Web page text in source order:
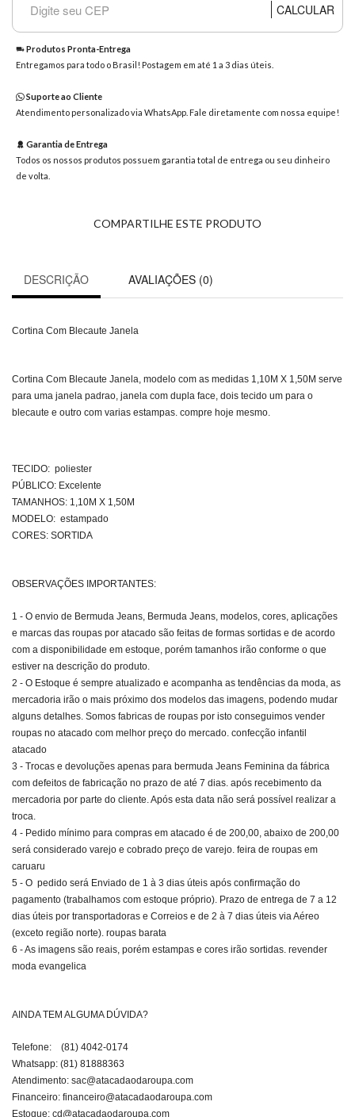
(81)9
8188-
8363
WhatsApp
nos uma
mensagem
CALCULAR
Produtos Pronta-Entrega
Entregamos para todo o Brasil! Postagem em até 1 a 3 dias úteis.
Suporte ao Cliente
Atendimento personalizado via WhatsApp. Fale diretamente com nossa equipe!
Garantia de Entrega
Todos os nossos produtos possuem garantia total de entrega ou seu dinheiro
de volta.
COMPARTILHE ESTE PRODUTO
DESCRIÇÃO AVALIAÇÕES (0)
Cortina Com Blecaute Janela
Cortina Com Blecaute Janela, modelo com as medidas 1,10M X 1,50M serve
para uma janela padrao, janela com dupla face, dois tecido um para o
blecaute e outro com varias estampas. compre hoje mesmo.
TECIDO: poliester
PÚBLICO: Excelente
TAMANHOS: 1,10M X 1,50M
MODELO: estampado
CORES: SORTIDA
OBSERVAÇÕES IMPORTANTES:
1 - O envio de Bermuda Jeans, Bermuda Jeans, modelos, cores, aplicações
e marcas das roupas por atacado são feitas de formas sortidas e de acordo
com a disponibilidade em estoque, porém tamanhos irão conforme o que
estiver na descrição do produto.
2 - O Estoque é sempre atualizado e acompanha as tendências da moda, as
mercadoria irão o mais próximo dos modelos das imagens, podendo mudar
alguns detalhes. Somos fabricas de roupas por isto conseguimos vender
roupas no atacado com melhor preço do mercado. confecção infantil
atacado
3 - Trocas e devoluções apenas para bermuda Jeans Feminina da fábrica
com defeitos de fabricação no prazo de até 7 dias. após recebimento da
mercadoria por parte do cliente. Após esta data não será possível realizar a
troca.
4 - Pedido mínimo para compras em atacado é de 200,00, abaixo de 200,00
será considerado varejo e cobrado preço de varejo. feira de roupas em
caruaru
5 - O pedido será Enviado de 1 à 3 dias úteis após confirmação do
pagamento (trabalhamos com estoque próprio). Prazo de entrega de 7 a 12
dias úteis por transportadoras e Correios e de 2 à 7 dias úteis via Aéreo
(exceto região norte). roupas barata
6 - As imagens são reais, porém estampas e cores irão sortidas. revender
moda evangelica
AINDA TEM ALGUMA DÚVIDA?
Telefone: (81) 4042-0174
Whatsapp: (81) 81888363
Atendimento: sac@atacadaodaroupa.com
Financeiro: financeiro@atacadaodaroupa.com
Estoque: cd@atacadaodaroupa.com